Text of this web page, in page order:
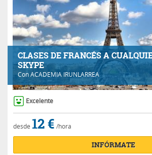
CLASES DE FRANCÉS A
SKYPE
ConACADEMIA IRUNLARREA
Excelente
desde 12 € /hora
INFÓRMATE